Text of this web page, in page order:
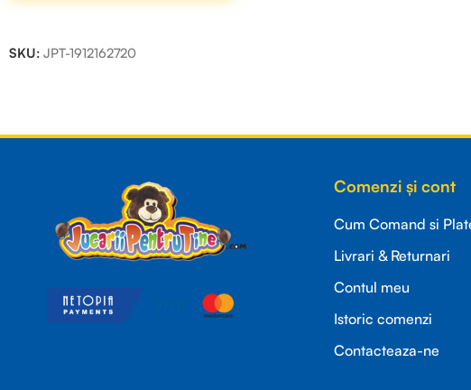
SKU: JPT-1912162720
Comenzi și cont
Cum Comand si
Livrari & Returnari
Contul meu
Istoric comenzi
Contacteaza-ne